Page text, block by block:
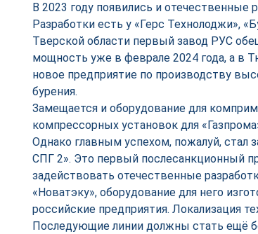
В 2023 году появились и
Разработки есть у «Герс Технолоджи»,
Тверской области первый завод РУС
мощность уже в феврале 2024 года, а в
новое предприятие по производству
бурения.
Замещается и оборудование для
компрессорных установок для
Однако главным успехом, пожалуй, стал
СПГ 2». Это первый послесанкционный
задействовать отечественные
«Новатэку», оборудование для него
российские предприятия. Локализация
Последующие линии должны стать ещё